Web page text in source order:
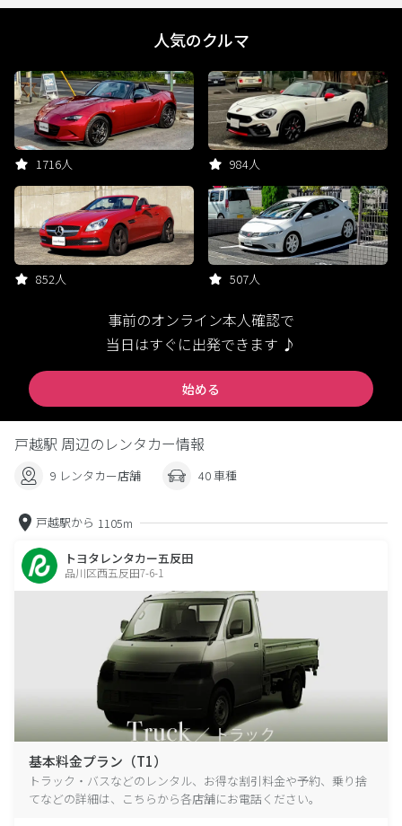
人気のクルマ
1716人 984人
852人 507人
事前のオンライン本人確認で
当日はすぐに出発できます ♪
始める
戸越駅 周辺のレンタカー情報
9 レンタカー店舗 40 車種
戸越駅から 1105m
トヨタレンタカー五反田
品川区西五反田7-6-1
基本料金プラン（T1）
トラック・バスなどのレンタル、お得な割引料金や予約、乗り捨
てなどの詳細は、こちらから各店舗にお電話ください。